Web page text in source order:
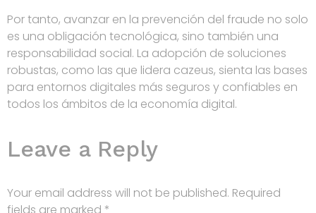
Por tanto, avanzar en la prevención del fraude no solo
es una obligación tecnológica, sino también una
responsabilidad social. La adopción de soluciones
robustas, como las que lidera cazeus, sienta las bases
para entornos digitales más seguros y confiables en
todos los ámbitos de la economía digital.
Leave a Reply
Your email address will not be published. Required
fields are marked *